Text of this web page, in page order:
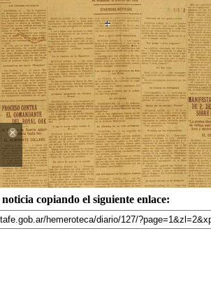
copiando el siguiente enlace: